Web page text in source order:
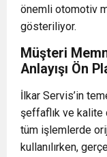
önemli otomotiv
gösteriliyor.
Müşteri
Anlayışı Ön
İlkar Servis’in
şeffaflık ve kalite
tüm işlemlerde
kullanılırken,